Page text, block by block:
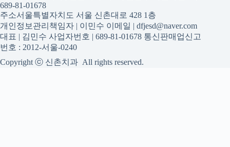
689-81-01678
주소서울특별자치도 서울 신촌대로 428 1층
개인정보관리책임자 | 이민수 이메일 | dfjesd@naver.com
대표 | 김민수 사업자번호 | 689-81-01678 통신판매업신고
번호 : 2012-서울-0240
Copyright ⓒ 신촌치과 All rights reserved.